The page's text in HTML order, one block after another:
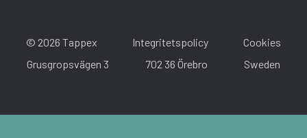
© 2026 Tappex Integritetspolicy
Cookies
Grusgropsvägen 3
702 36 Örebro Sweden